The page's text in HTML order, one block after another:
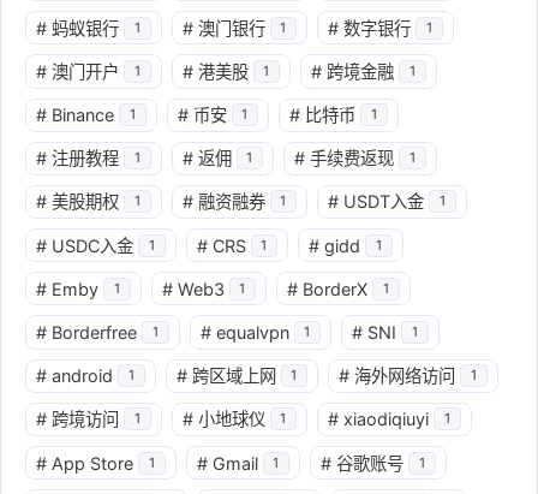
# 蚂蚁银行 1 # 澳门银行 1 # 数字银行 1
# 澳门开户 1 # 港美股 1 # 跨境金融 1
# Binance 1 # 币安 1 # 比特币 1
# 注册教程 1 # 返佣 1 # 手续费返现 1
# 美股期权 1 # 融资融券 1 # USDT入金 1
# USDC入金 1 # CRS 1 # gidd 1
# Emby 1 # Web3 1 # BorderX 1
# Borderfree 1 # equalvpn 1 # SNI 1
# android 1 # 跨区域上网 1 # 海外网络访问 1
# 跨境访问 1 # 小地球仪 1 # xiaodiqiuyi 1
# App Store 1 # Gmail 1 # 谷歌账号 1